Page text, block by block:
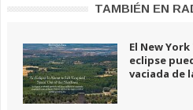
TAMBIÉN EN
El New
eclipse
vaciada de